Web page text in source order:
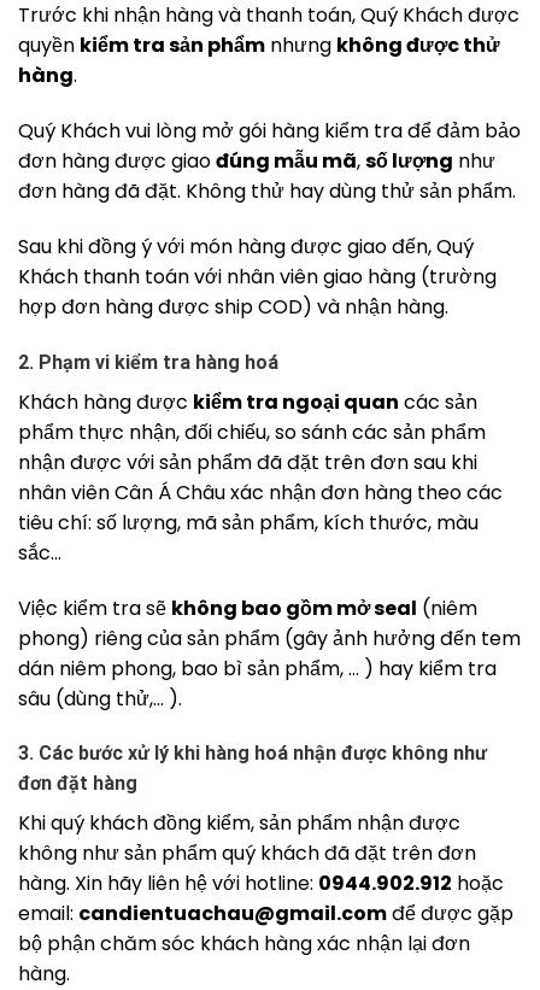
Trước khi nhận hàng và thanh toán, Quý Khách được
quyền kiểm tra sản phẩm nhưng không được thử
hàng.
Quý Khách vui lòng mở gói hàng kiểm tra để đảm bảo
đơn hàng được giaođúng mẫu mã,số lượng như
đơn hàng đã đặt. Không thử hay dùng thử sản phẩm.
Sau khi đồng ý với món hàng được giao đến, Quý
Khách thanh toán với nhân viên giao hàng (trường
hợp đơn hàng được ship COD) và nhận hàng.
2. Phạm vi kiểm tra hàng hoá
Khách hàng được kiểm tra ngoại quan các sản
phẩm thực nhận, đối chiếu, so sánh các sản phẩm
nhận được với sản phẩm đã đặt trên đơn sau khi
nhân viên Cân Á Châu xác nhận đơn hàng theo các
tiêu chí: số lượng, mã sản phẩm, kích thước, màu
sắc…
Việc kiểm tra sẽ không bao gồm mở seal (niêm
phong) riêng của sản phẩm (gây ảnh hưởng đến tem
dán niêm phong, bao bì sản phẩm, … ) hay kiểm tra
sâu (dùng thử,… ).
3. Các bước xử lý khi hàng hoá nhận được không như
đơn đặt hàng
Khi quý khách đồng kiểm, sản phẩm nhận được
không như sản phẩm quý khách đã đặt trên đơn
hàng. Xin hãy liên hệ với hotline: 0944.902.912 hoặc
email: candientuachau@gmail.comđể được gặp
bộ phận chăm sóc khách hàng xác nhận lại đơn
hàng.